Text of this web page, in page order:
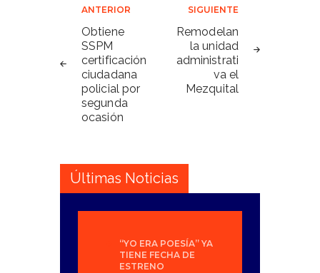
Navegación
de
entradas
ANTERIOR
Obtiene
SSPM
certificación
ciudadana
policial por
segunda
ocasión
SIGUIENTE
Remodelan
la unidad
administrati
va el
Mezquital
Últimas Noticias
“YO ERA POESÍA” YA
TIENE FECHA DE
ESTRENO